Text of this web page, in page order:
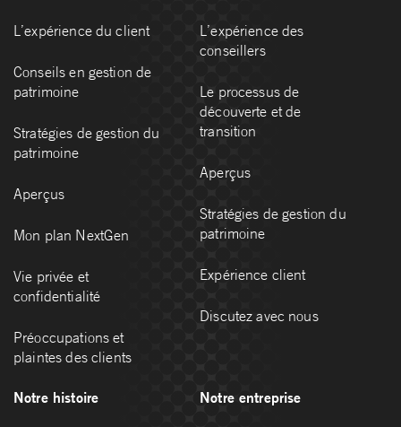
L’expérience du client
Conseils en gestion de
patrimoine
Stratégies de gestion du
patrimoine
Aperçus
Mon plan NextGen
Vie privée et
confidentialité
Préoccupations et
plaintes des clients
L’expérience des
conseillers
Le processus de
découverte et de
transition
Aperçus
Stratégies de gestion du
patrimoine
Expérience client
Discutez avec nous
Notre histoire Notre entreprise